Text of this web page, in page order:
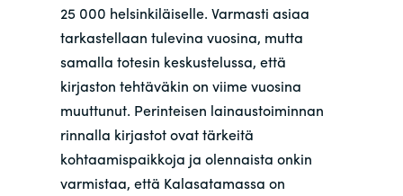
25 000 helsinkiläiselle. Varmasti asiaa
tarkastellaan tulevina vuosina, mutta
samalla totesin keskustelussa, että
kirjaston tehtäväkin on viime vuosina
muuttunut. Perinteisen lainaustoiminnan
rinnalla kirjastot ovat tärkeitä
kohtaamispaikkoja ja olennaista onkin
varmistaa, että Kalasatamassa on